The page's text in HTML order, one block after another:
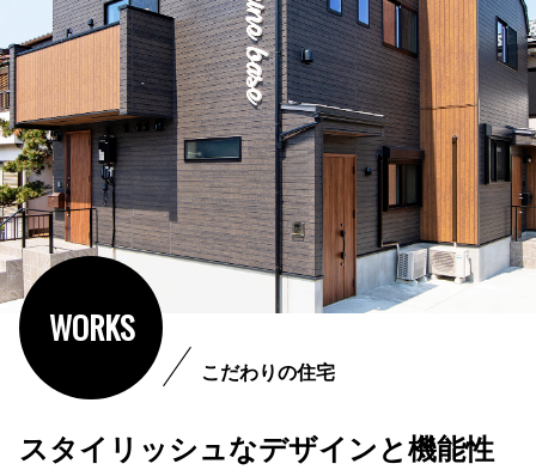
WORKS
こだわりの住宅
スタイリッシュなデザインと機能性